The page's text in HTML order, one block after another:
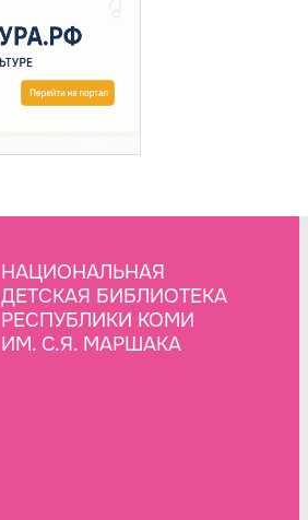
НАЦИОНАЛЬНАЯ
ДЕТСКАЯ БИБЛИОТЕКА
РЕСПУБЛИКИ КОМИ
ИМ. С.Я. МАРШАКА